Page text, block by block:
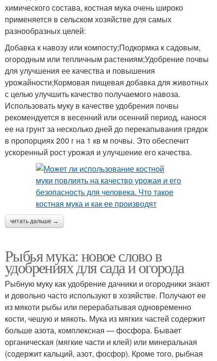
химического состава, костная мука очень широко
применяется в сельском хозяйстве для самых
разнообразных целей:
Добавка к навозу или компосту;Подкормка к садовым,
огородным или тепличным растениям;Удобрение почвы
для улучшения ее качества и повышения
урожайности;Кормовая пищевая добавка для животных
с целью улучшить качество получаемого навоза.
Использовать муку в качестве удобрения почвы
рекомендуется в весенний или осенний период, нанося
ее на грунт за несколько дней до перекапывания грядок
в пропорциях 200 г на 1 кв м почвы. Это обеспечит
ускоренный рост урожая и улучшение его качества.
читать дальше →
Рыбья мука: новое слово в
удобрениях для сада и огорода
Рыбную муку как удобрение дачники и огородники знают
и довольно часто используют в хозяйстве. Получают ее
из мякоти рыбы или перерабатывая одновременно
кости, чешую и мякоть. Мука из мягких частей содержит
больше азота, комплексная — фосфора. Бывает
органическая (мягкие части и клей) или минеральная
(содержит кальций, азот, фосфор). Кроме того, рыбная